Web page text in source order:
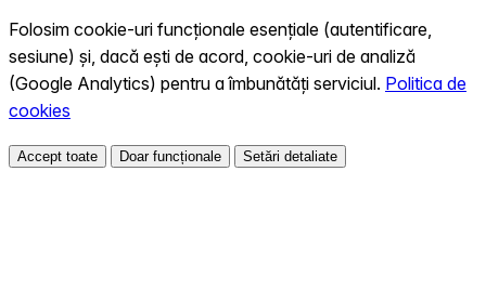
Folosim cookie-uri funcționale esențiale (autentificare,
sesiune) și, dacă ești de acord, cookie-uri de analiză
(Google Analytics) pentru a îmbunătăți serviciul. Politica de
cookies
Accept toate Doar funcționale Setări detaliate